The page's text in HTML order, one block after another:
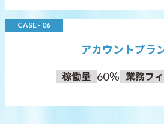
CASE - 06
アカウントプラ
稼働量 60％ 業務フ